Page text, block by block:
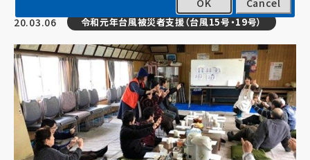
20.03.06 令和元年台風被災者支援（台風15号・19号）